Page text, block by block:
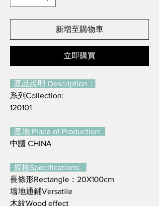
新增至購物車
立即購買
產品說明 Description：
系列Collection:
120101
產地 Place of Production:
中國 CHINA
規格Specifications:
長條形Rectangle：20X100cm
墙地通鋪Versatile
木紋Wood effect